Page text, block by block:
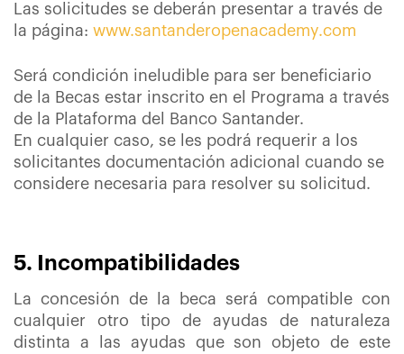
Las solicitudes se deberán presentar a través de
la página: www.santanderopenacademy.com
Será condición ineludible para ser beneficiario
de la Becas estar inscrito en el Programa a través
de la Plataforma del Banco Santander.
En cualquier caso, se les podrá requerir a los
solicitantes documentación adicional cuando se
considere necesaria para resolver su solicitud.
5. Incompatibilidades
La concesión de la beca será compatible con
cualquier otro tipo de ayudas de naturaleza
distinta a las ayudas que son objeto de este